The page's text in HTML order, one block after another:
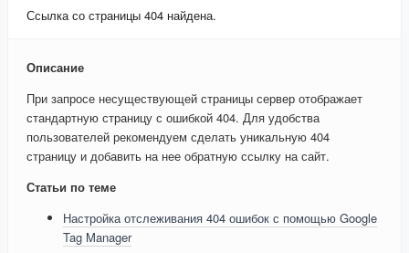
Ссылка со страницы 404 найдена.
Описание
При запросе несуществующей страницы сервер отображает
стандартную страницу с ошибкой 404. Для удобства
пользователей рекомендуем сделать уникальную 404
страницу и добавить на нее обратную ссылку на сайт.
Статьи по теме
Настройка отслеживания 404 ошибок с помощью Google
Tag Manager